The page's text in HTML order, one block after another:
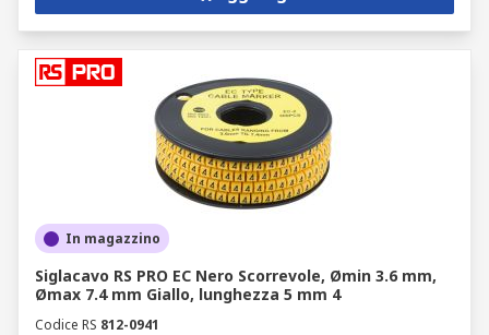
In magazzino
Siglacavo RS PRO EC Nero Scorrevole, Ømin 3.6 mm,
Ømax 7.4 mm Giallo, lunghezza 5 mm 4
Codice RS 812-0941